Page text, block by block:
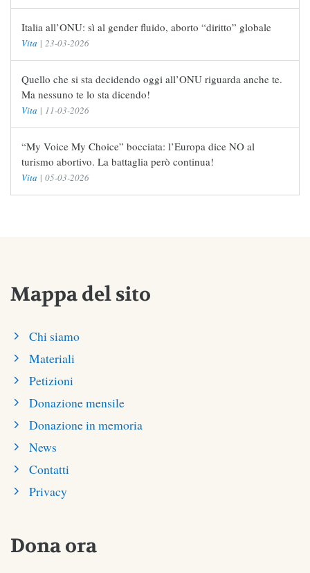
Italia all’ONU: sì al gender fluido, aborto “diritto” globale
Vita | 23-03-2026
Quello che si sta decidendo oggi all’ONU riguarda anche te.
Ma nessuno te lo sta dicendo!
Vita | 11-03-2026
“My Voice My Choice” bocciata: l’Europa dice NO al
turismo abortivo. La battaglia però continua!
Vita | 05-03-2026
Mappa del sito
Chi siamo
Materiali
Petizioni
Donazione mensile
Donazione in memoria
News
Contatti
Privacy
Dona ora